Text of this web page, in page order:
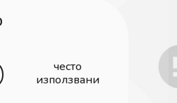
често
използвани